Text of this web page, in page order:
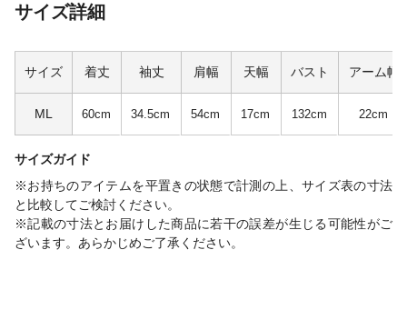
サイズ詳細
サイズ 着丈 袖丈 肩幅 天幅 バスト アーム幅
ML 60cm 34.5cm 54cm 17cm 132cm 22cm
サイズガイド
※お持ちのアイテムを平置きの状態で計測の上、サイズ表の寸法
と比較してご検討ください。
※記載の寸法とお届けした商品に若干の誤差が生じる可能性がご
ざいます。あらかじめご了承ください。